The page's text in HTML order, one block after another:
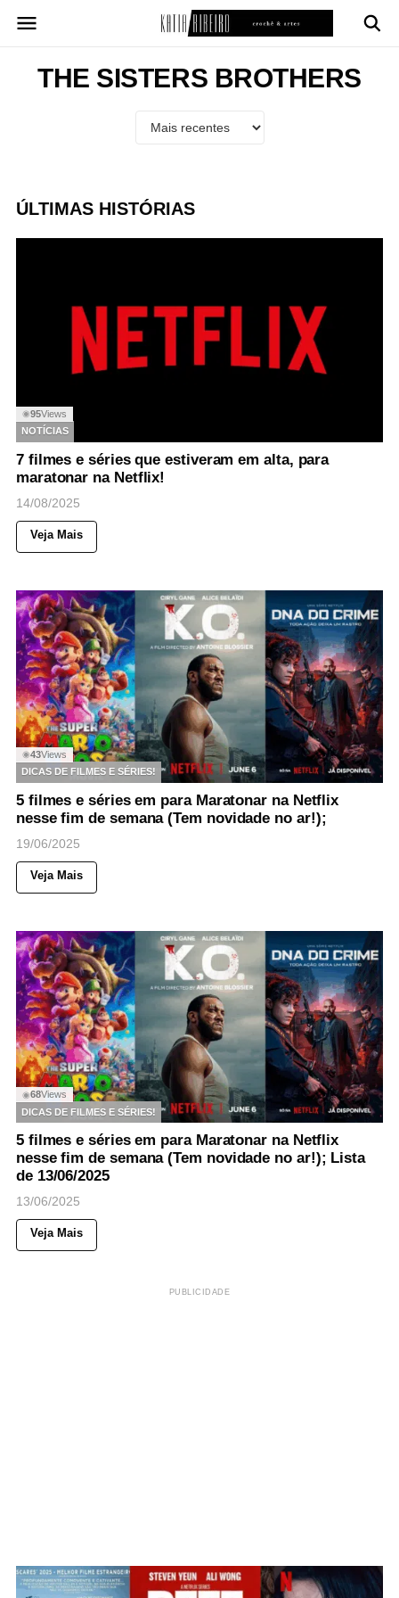
para
conteúdoTHE SISTERS BROTHERS
ÚLTIMAS HISTÓRIAS
◉95Views
NOTÍCIAS
7 filmes e séries que estiveram em alta, para
maratonar na Netflix!
14/08/2025
Veja Mais
◉43Views
DICAS DE FILMES E SÉRIES!
5 filmes e séries em para Maratonar na Netflix
nesse fim de semana (Tem novidade no ar!);
19/06/2025
Veja Mais
◉68Views
DICAS DE FILMES E SÉRIES!
5 filmes e séries em para Maratonar na Netflix
nesse fim de semana (Tem novidade no ar!); Lista
de 13/06/2025
13/06/2025
Veja Mais
PUBLICIDADE